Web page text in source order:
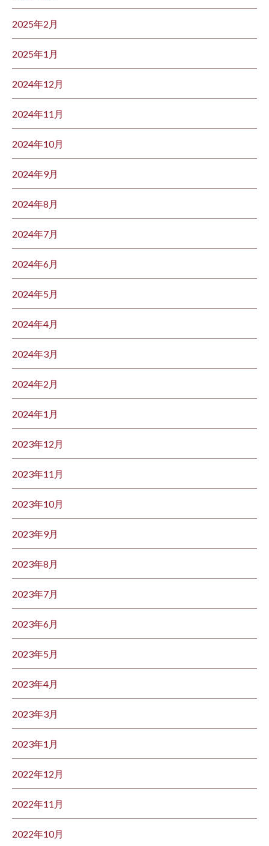
2025年2月
2025年1月
2024年12月
2024年11月
2024年10月
2024年9月
2024年8月
2024年7月
2024年6月
2024年5月
2024年4月
2024年3月
2024年2月
2024年1月
2023年12月
2023年11月
2023年10月
2023年9月
2023年8月
2023年7月
2023年6月
2023年5月
2023年4月
2023年3月
2023年1月
2022年12月
2022年11月
2022年10月